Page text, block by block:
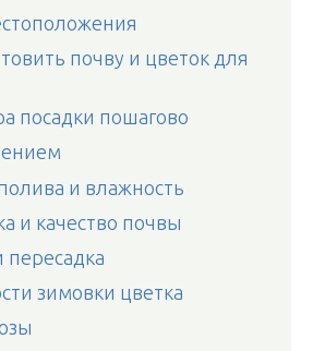
почву и цветок для
посадки пошагово
и влажность
и качество почвы
пересадка
зимовки цветка